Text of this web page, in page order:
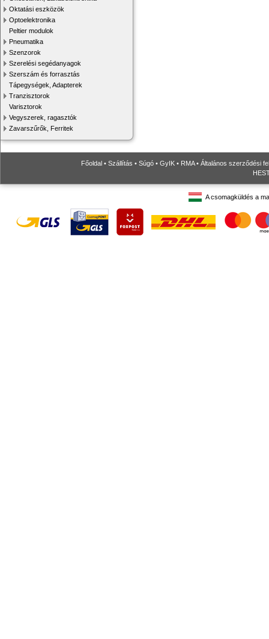
Oktatási eszközök
Optoelektronika
Peltier modulok
Pneumatika
Szenzorok
Szerelési segédanyagok
Szerszám és forrasztás
Tápegységek, Adapterek
Tranzisztorok
Varisztorok
Vegyszerek, ragasztók
Zavarszűrők, Ferritek
Főoldal • Szállítás • Súgó • GyIK • RMA• Általános szerződési
A csomagküldés a